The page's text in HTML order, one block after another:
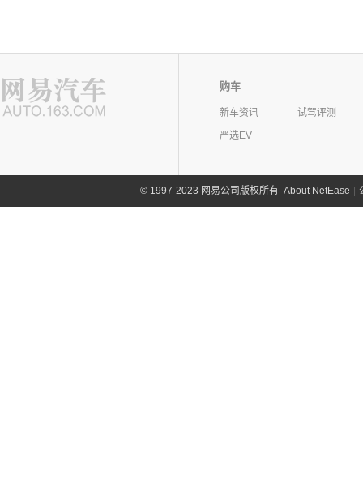
购车
新车资讯
试驾评测
严选EV
©1997-2023 网易公司版权所有 About NetEase